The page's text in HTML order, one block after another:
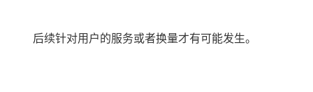
后续针对用户的服务或者换量才有可能发生。